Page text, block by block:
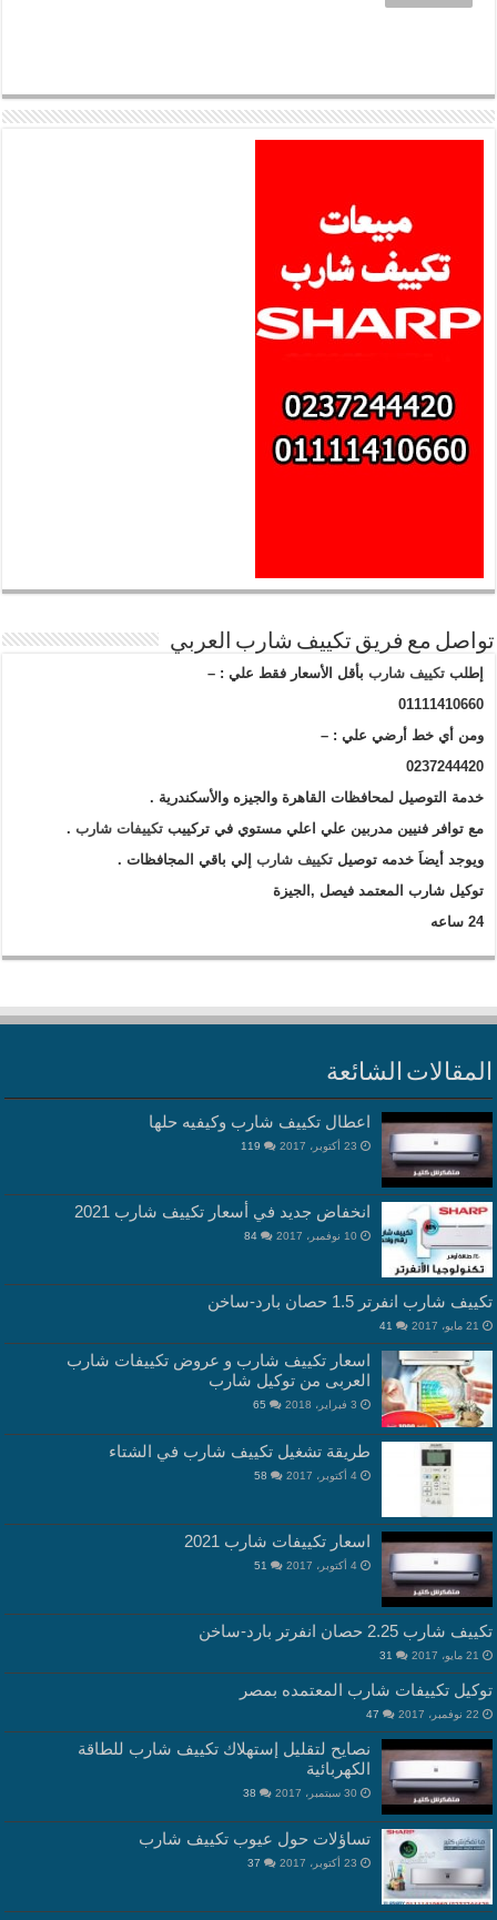
تواصل مع فريق تكييف شارب العربي
إطلبتكييف شارب بأقل الأسعار فقط علي : –
01111410660
ومن أي خط أرضي علي : –
0237244420
خدمة التوصيل لمحافظات القاهرة والجيزه والأسكندرية .
مع توافر فنيين مدربين علي اعلي مستوي في تركييبتكييفات شارب .
ويوجد أيضاَ خدمه توصيل تكييف شارب إلي باقي المجافظات .
توكيل شارب المعتمد فيصل ,الجيزة
24 ساعه
المقالات الشائعة
اعطال تكييف شارب وكيفيه حلها
23 أكتوبر، 2017 119
انخفاض جديد في أسعار تكييف شارب 2021
10 نوفمبر، 2017 84
تكييف شارب انفرتر 1.5 حصان بارد-ساخن
21 مايو، 2017 41
اسعار تكييف شارب و عروض تكييفات شارب
العربى من توكيل شارب
3 فبراير، 2018 65
طريقة تشغيل تكييف شارب في الشتاء
4 أكتوبر، 2017 58
اسعار تكييفات شارب 2021
4 أكتوبر، 2017 51
تكييف شارب 2.25 حصان انفرتر بارد-ساخن
21 مايو، 2017 31
توكيل تكييفات شارب المعتمده بمصر
22 نوفمبر، 2017 47
نصايح لتقليل إستهلاك تكييف شارب للطاقة
الكهربائية
30 سبتمبر، 2017 38
تساؤلات حول عيوب تكييف شارب
23 أكتوبر، 2017 37